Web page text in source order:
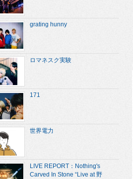
grating hunny
ロマネスク実験
171
世界電力
LIVE REPORT：Nothing's
Carved In Stone “Live at 野